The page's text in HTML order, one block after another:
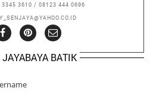
3345 3610 / 08123 444 0696
JAYABAYA BATIK